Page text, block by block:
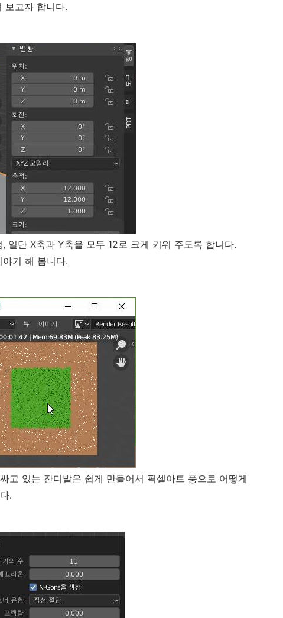
보고자 합니다.
일단 X축과 Y축을 모두 12로 크게 키워 주도록 합니다.
기 해 봅니다.
고 있는 잔디밭은 쉽게 만들어서 픽셀아트 풍으로 어떻게
.